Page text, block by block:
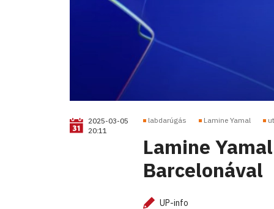
2025-03-05
20:11
labdarúgás Lamine Yamal
Lamine
Barcelonával
UP-info